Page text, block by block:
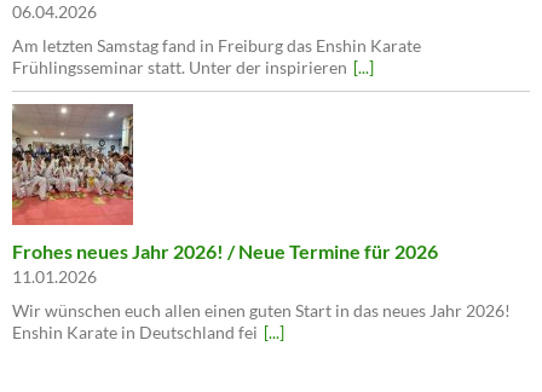
06.04.2026
Am letzten Samstag fand in Freiburg das Enshin Karate
Frühlingsseminar statt. Unter der inspirieren [...]
Frohes neues Jahr 2026! / Neue Termine für 2026
11.01.2026
Wir wünschen euch allen einen guten Start in das neues Jahr 2026!
Enshin Karate in Deutschland fei [...]